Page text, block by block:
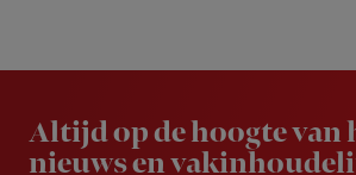
Altijd op de hoogte van
nieuws en